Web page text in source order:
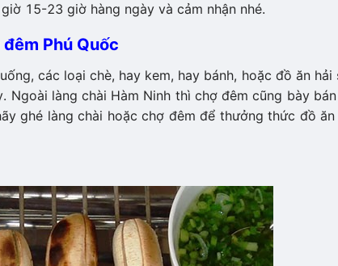
15-23 giờ hàng ngày và cảm nhận nhé.
Phú Quốc
các loại chè, hay kem, hay bánh, hoặc đồ ăn hải
làng chài Hàm Ninh thì chợ đêm cũng bày
ghé làng chài hoặc chợ đêm để thưởng thức đồ ăn